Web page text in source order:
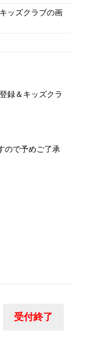
ッズクラブの画
録＆キッズクラ
ので予めご了承
受付終了